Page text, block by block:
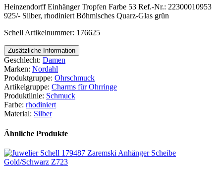
Heinzendorff Einhänger Tropfen Farbe 53 Ref.-Nr.: 22300010953
925/- Silber, rhodiniert Böhmisches Quarz-Glas grün
Schell Artikelnummer: 176625
Zusätzliche Information
Geschlecht: Damen
Marken: Nordahl
Produktgruppe: Ohrschmuck
Artikelgruppe: Charms für Ohrringe
Produktlinie: Schmuck
Farbe: rhodiniert
Material: Silber
Ähnliche Produkte